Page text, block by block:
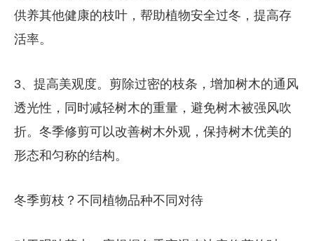
供养其他健康的枝叶，帮助植物安全过冬，提高存
活率。
3、提高美观度。剪除过密的枝条，增加树木的通风
透光性，同时减轻树木的重量，避免树木被强风吹
折。冬季修剪可以改善树木外观，保持树木优美的
形态和匀称的结构。
冬季剪枝？不同植物品种不同对待